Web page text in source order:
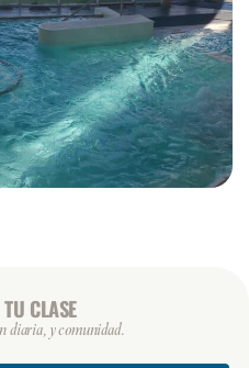
CLASE
diaria, y comunidad.